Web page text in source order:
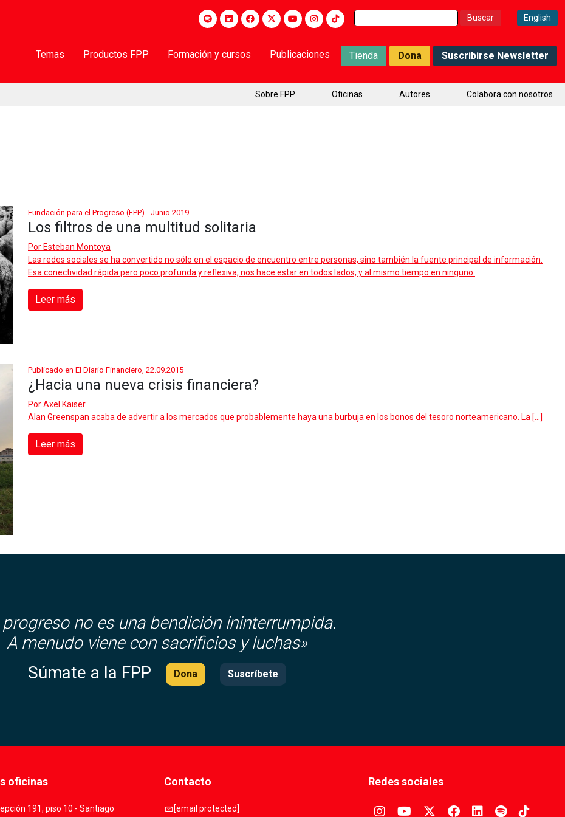
Buscar: English
Temas Productos FPP Formación y cursos Publicaciones Tienda Dona Suscribirse Newsletter
Sobre FPP Oficinas Autores Colabora con nosotros
Fundación para el Progreso (FPP) - Junio 2019
Los filtros de una multitud solitaria
Por Esteban Montoya
Las redes sociales se ha convertido no sólo en el espacio de encuentro entre personas, sino también la fuente principal de información.
Esa conectividad rápida pero poco profunda y reflexiva, nos hace estar en todos lados, y al mismo tiempo en ninguno.
Leer más
Publicado en El Diario Financiero, 22.09.2015
¿Hacia una nueva crisis financiera?
PorAxel Kaiser
Alan Greenspan acaba de advertir a los mercados que probablemente haya una burbuja en los bonos del tesoro norteamericano. La […]
Leer más
progreso no es una bendición ininterrumpida.
A menudo viene con sacrificios y luchas»
Súmate a la FPP
Dona Suscríbete
oficinas
191, piso 10 - Santiago
Contacto
mail [email protected]
Redes sociales